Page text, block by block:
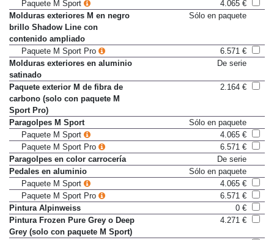
Paquete M Sport
4.065 €
Molduras exteriores M en negro
brillo Shadow Line con
contenido ampliado
Sólo en paquete
Paquete M Sport Pro
6.571 €
Molduras exteriores en aluminio
satinado
De serie
Paquete exterior M de fibra de
carbono (solo con paquete M
Sport Pro)
2.164 €
Paragolpes M Sport
Sólo en paquete
Paquete M Sport
4.065 €
Paquete M Sport Pro
6.571 €
Paragolpes en color carrocería
De serie
Pedales en aluminio
Sólo en paquete
Paquete M Sport
4.065 €
Paquete M Sport Pro
6.571 €
Pintura Alpinweiss
0 €
Pintura Frozen Pure Grey o Deep
Grey (solo con paquete M Sport)
4.271 €